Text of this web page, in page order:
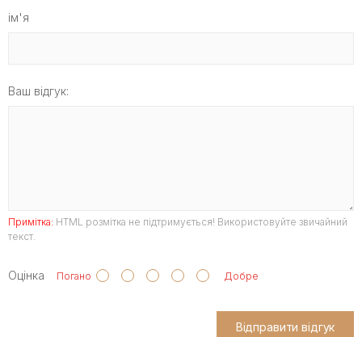
ім'я
Ваш відгук:
Примітка: HTML розмітка не підтримується! Використовуйте звичайний
текст.
Оцінка Погано Добре
Відправити відгук